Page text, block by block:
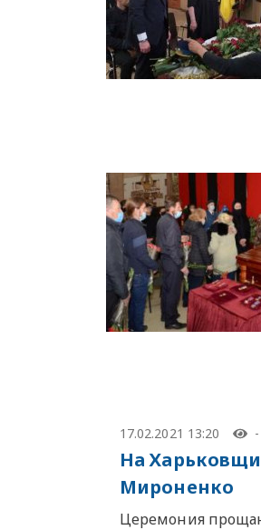
17.02.2021 13:20 -
На
Мироненко
Церемония